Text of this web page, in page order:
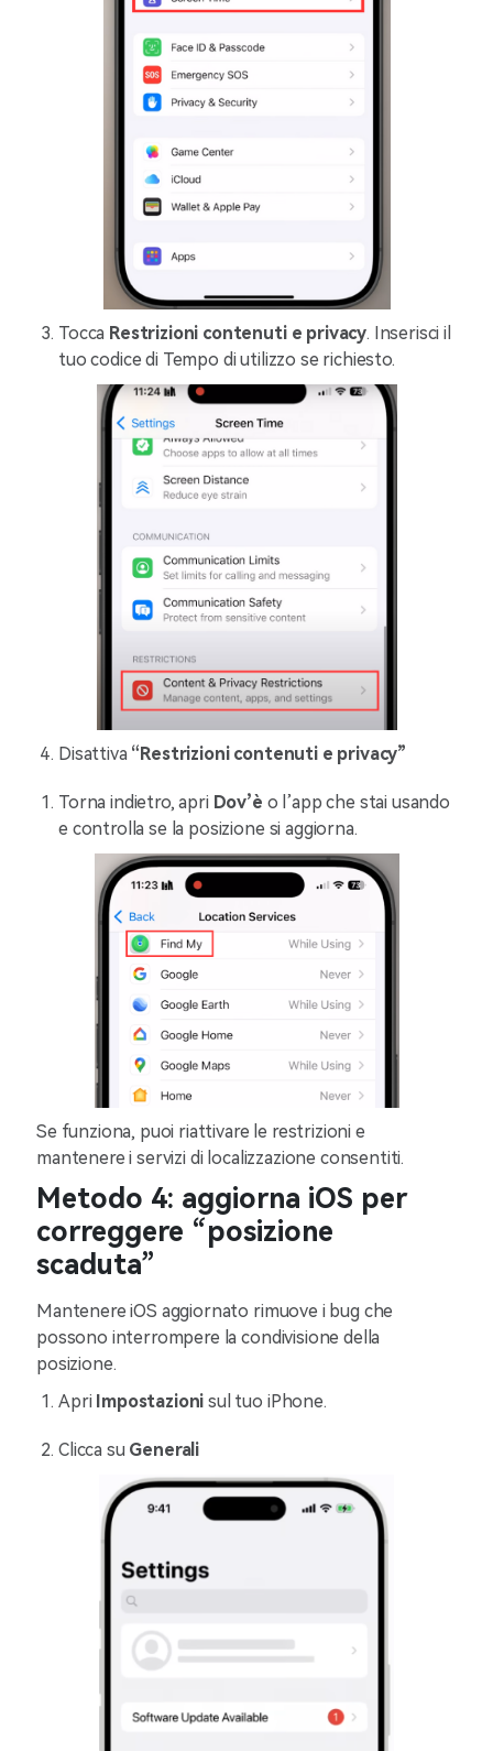
Tocca Restrizioni contenuti e privacy. Inserisci il
tuo codice di Tempo di utilizzo se richiesto.
Disattiva “Restrizioni contenuti e privacy”
Torna indietro, apri Dov’è o l’app che stai usando
e controlla se la posizione si aggiorna.
Se funziona, puoi riattivare le restrizioni e
mantenere i servizi di localizzazione consentiti.
Metodo 4: aggiorna iOS per
correggere “posizione
scaduta”
Mantenere iOS aggiornato rimuove i bug che
possono interrompere la condivisione della
posizione.
Apri Impostazioni sul tuo iPhone.
Clicca su Generali